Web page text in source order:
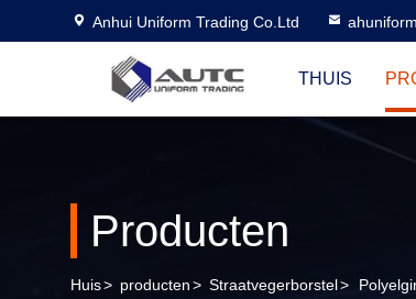
Anhui Uniform Trading Co.Ltd
THUIS
Producten
Huis> producten> Straatvegerborstel>